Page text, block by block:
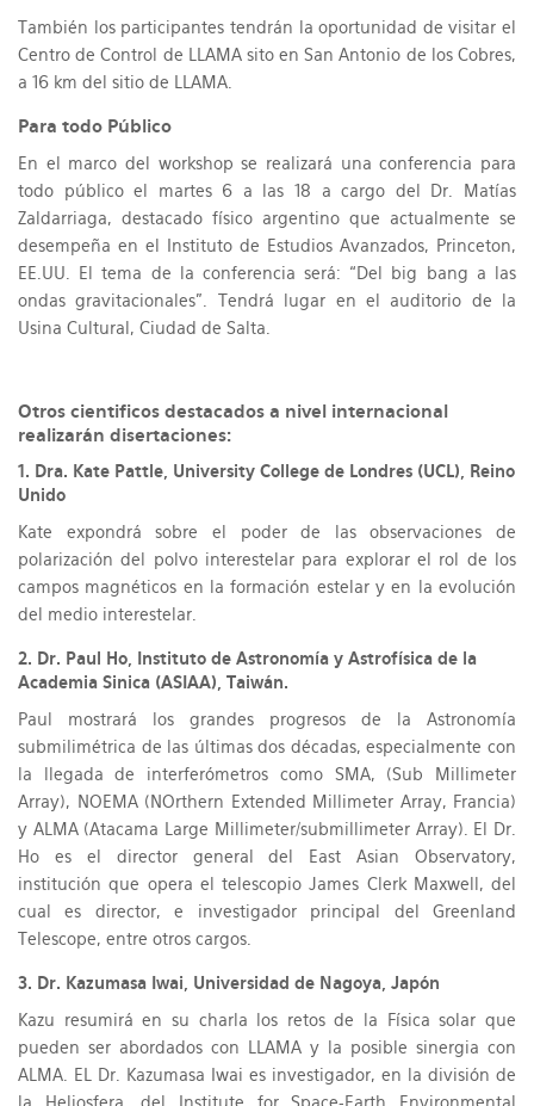
También los participantes tendrán la oportunidad de visitar el
Centro de Control de LLAMA sito en San Antonio de los Cobres,
a 16 km del sitio de LLAMA.
Para todo Público
En el marco del workshop se realizará una conferencia para
todo público el martes 6 a las 18 a cargo del Dr. Matías
Zaldarriaga, destacado físico argentino que actualmente se
desempeña en el Instituto de Estudios Avanzados, Princeton,
EE.UU. El tema de la conferencia será: “Del big bang a las
ondas gravitacionales”. Tendrá lugar en el auditorio de la
Usina Cultural, Ciudad de Salta.
Otros cientificos destacados a nivel internacional
realizarán disertaciones:
1. Dra. Kate Pattle, University College de Londres (UCL), Reino
Unido
Kate expondrá sobre el poder de las observaciones de
polarización del polvo interestelar para explorar el rol de los
campos magnéticos en la formación estelar y en la evolución
del medio interestelar.
2. Dr. Paul Ho, Instituto de Astronomía y Astrofísica de la
Academia Sinica (ASIAA), Taiwán.
Paul mostrará los grandes progresos de la Astronomía
submilimétrica de las últimas dos décadas, especialmente con
la llegada de interferómetros como SMA, (Sub Millimeter
Array), NOEMA (NOrthern Extended Millimeter Array, Francia)
y ALMA (Atacama Large Millimeter/submillimeter Array). El Dr.
Ho es el director general del East Asian Observatory,
institución que opera el telescopio James Clerk Maxwell, del
cual es director, e investigador principal del Greenland
Telescope, entre otros cargos.
3. Dr. Kazumasa Iwai, Universidad de Nagoya, Japón
Kazu resumirá en su charla los retos de la Física solar que
pueden ser abordados con LLAMA y la posible sinergia con
ALMA. EL Dr. Kazumasa Iwai es investigador, en la división de